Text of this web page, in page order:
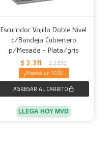
Escurridor Vajilla Doble Nivel
c/Bandeja Cubiertero
p/Mesada - Plata/gris
$ 2.311 $ 2.570
10
LLEGA HOY MVD